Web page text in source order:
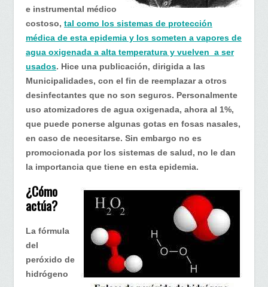
e instrumental médico
costoso, tal como los sistemas de protección
médica de esta epidemia y los someten a vapores de
agua oxigenada a alta temperatura y vuelven a ser
usados. Hice una publicación, dirigida a las
Municipalidades, con el fin de reemplazar a otros
desinfectantes que no son seguros. Personalmente
uso atomizadores de agua oxigenada, ahora al 1%,
que puede ponerse algunas gotas en fosas nasales,
en caso de necesitarse. Sin embargo no es
promocionada por los sistemas de salud, no le dan
la importancia que tiene en esta epidemia.
¿Cómo
actúa?
La fórmula
del
peróxido de
hidrógeno